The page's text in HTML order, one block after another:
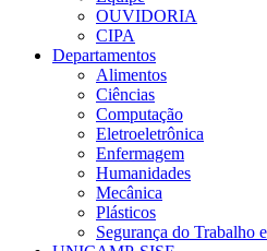
OUVIDORIA
CIPA
Departamentos
Alimentos
Ciências
Computação
Eletroeletrônica
Enfermagem
Humanidades
Mecânica
Plásticos
Segurança do Trabalho